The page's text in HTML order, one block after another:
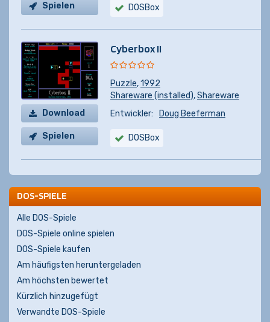
Spielen DOSBox
Download
Spielen
Cyberbox II
Puzzle,1992
Shareware (installed),Shareware
Entwickler:
Doug Beeferman
DOSBox
DOS-SPIELE
Alle DOS-Spiele
DOS-Spiele online spielen
DOS-Spiele kaufen
Am häufigsten heruntergeladen
Am höchsten bewertet
Kürzlich hinzugefügt
Verwandte DOS-Spiele